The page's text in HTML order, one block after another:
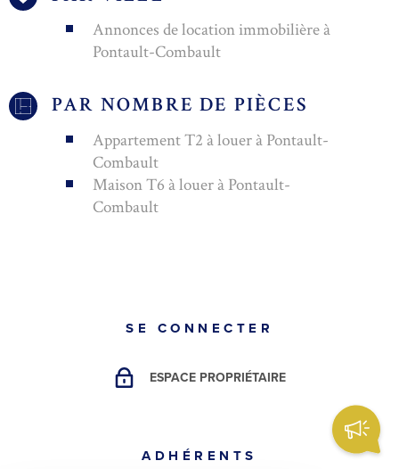
Annonces de location immobilière à
Pontault-Combault
PAR NOMBRE DE PIÈCES
Appartement T2 à louer à Pontault-
Combault
Maison T6 à louer à Pontault-
Combault
SE CONNECTER
ESPACE PROPRIÉTAIRE
ADHÉRENTS